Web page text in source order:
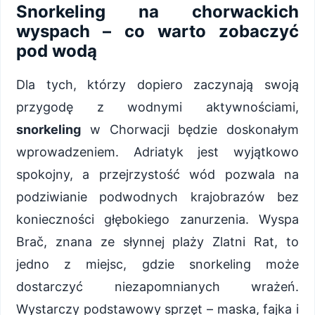
Snorkeling na chorwackich
wyspach – co warto zobaczyć
pod wodą
Dla tych, którzy dopiero zaczynają swoją
przygodę z wodnymi aktywnościami,
snorkeling w Chorwacji będzie doskonałym
wprowadzeniem. Adriatyk jest wyjątkowo
spokojny, a przejrzystość wód pozwala na
podziwianie podwodnych krajobrazów bez
konieczności głębokiego zanurzenia. Wyspa
Brač, znana ze słynnej plaży Zlatni Rat, to
jedno z miejsc, gdzie snorkeling może
dostarczyć niezapomnianych wrażeń.
Wystarczy podstawowy sprzęt – maska, fajka i